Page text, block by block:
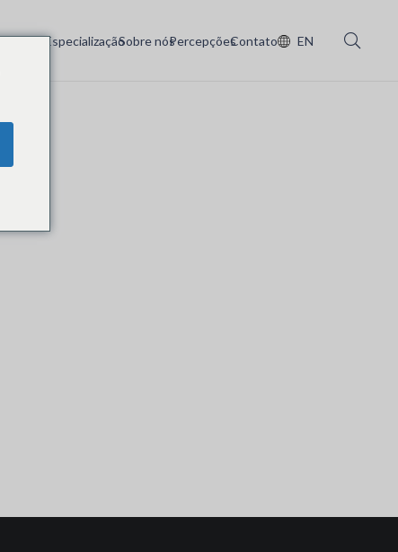
ServiçosEspecializaçãoSobre nósPercepçõesContato EN